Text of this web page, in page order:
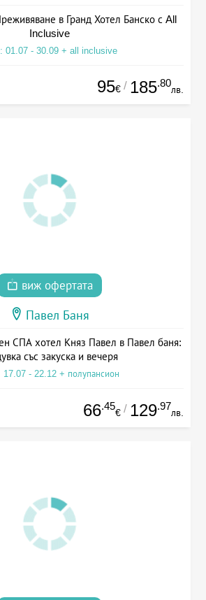
в Гранд Хотел Банско с All
Inclusive
01.07 - 30.09 + all inclusive
95€ / 185.80
лв.
виж офертата
Павел Баня
СПА хотел Княз Павел в Павел баня:
със закуска и вечеря
17.07 - 22.12 + полупансион
66.45
€ / 129.97
лв.